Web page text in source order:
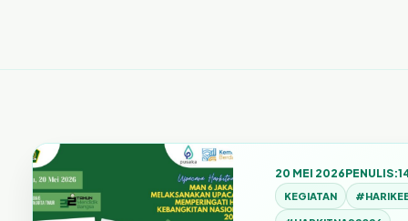
20 MEI 2026PENULIS:
KEGIATAN